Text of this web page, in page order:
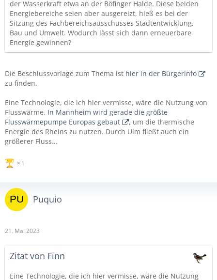
der Wasserkraft etwa an der Böfinger Halde. Diese beiden
Energiebereiche seien aber ausgereizt, hieß es bei der
Sitzung des Fachbereichsausschusses Stadtentwicklung,
Bau und Umwelt. Wodurch lässt sich dann erneuerbare
Energie gewinnen?
Die Beschlussvorlage zum Thema ist hier in der Bürgerinfo
zu finden.
Eine Technologie, die ich hier vermisse, wäre die Nutzung von
Flusswärme. In Mannheim wird gerade die größte
Flusswärmepumpe Europas gebaut
, um die thermische
Energie des Rheins zu nutzen. Durch Ulm fließt auch ein
größerer Fluss...
1
Puquio
21. Mai 2023
Zitat von Finn
Eine Technologie, die ich hier vermisse, wäre die Nutzung